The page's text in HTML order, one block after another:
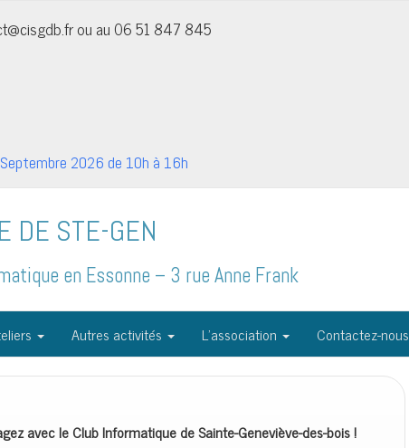
ou au 06 51 847 845
Septembre 2026 de 10h à 16h
DE STE-GEN
en Essonne – 3 rue Anne Frank
Autres activités L’association Contactez-nous
avec le Club Informatique de Sainte-Geneviève-des-bois !